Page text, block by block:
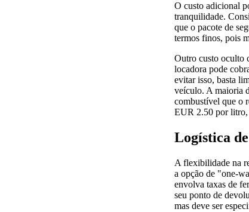
O custo adicional
tranquilidade.
que o pacote de
termos finos, pois
Outro custo oculto
locadora pode
evitar isso, basta
veículo. A maioria
combustível que o
EUR 2.50 por litro,
Logística
A flexibilidade na
a opção de "one-
envolva taxas de
seu ponto de
mas deve ser